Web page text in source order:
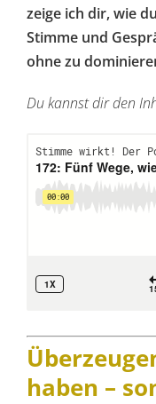
zeige ich dir, wie
Stimme und
ohne zu
Du kannst dir den
haben –